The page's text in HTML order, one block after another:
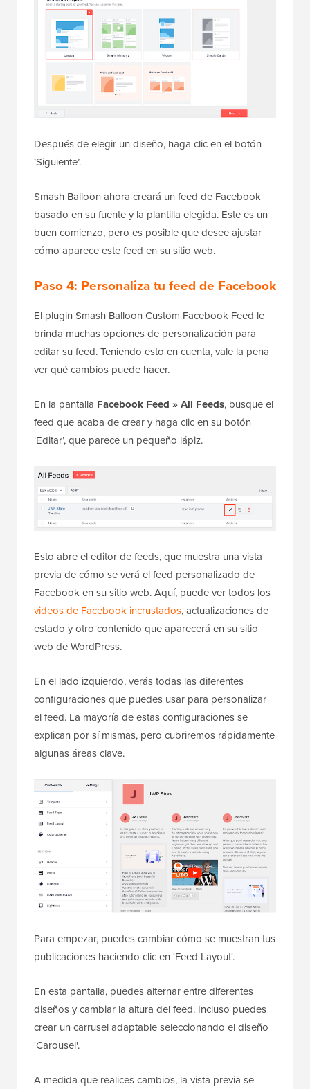
Después de elegir un diseño, haga clic en el botón
‘Siguiente’.
Smash Balloon ahora creará un feed de Facebook
basado en su fuente y la plantilla elegida. Este es un
buen comienzo, pero es posible que desee ajustar
cómo aparece este feed en su sitio web.
Paso 4: Personaliza tu feed de Facebook
El plugin Smash Balloon Custom Facebook Feed le
brinda muchas opciones de personalización para
editar su feed. Teniendo esto en cuenta, vale la pena
ver qué cambios puede hacer.
En la pantalla Facebook Feed » All Feeds, busque el
feed que acaba de crear y haga clic en su botón
‘Editar’, que parece un pequeño lápiz.
Esto abre el editor de feeds, que muestra una vista
previa de cómo se verá el feed personalizado de
Facebook en su sitio web. Aquí, puede ver todos los
videos de Facebook incrustados, actualizaciones de
estado y otro contenido que aparecerá en su sitio
web de WordPress.
En el lado izquierdo, verás todas las diferentes
configuraciones que puedes usar para personalizar
el feed. La mayoría de estas configuraciones se
explican por sí mismas, pero cubriremos rápidamente
algunas áreas clave.
Para empezar, puedes cambiar cómo se muestran tus
publicaciones haciendo clic en 'Feed Layout'.
En esta pantalla, puedes alternar entre diferentes
diseños y cambiar la altura del feed. Incluso puedes
crear un carrusel adaptable seleccionando el diseño
'Carousel'.
A medida que realices cambios, la vista previa se